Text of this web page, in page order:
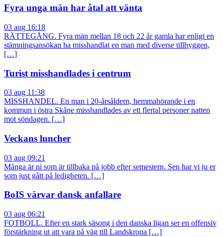
Fyra unga män har åtal att vänta
03 aug 16:18
RÄTTEGÅNG. Fyra män mellan 18 och 22 år gamla har enligt en
stämningsansökan ha misshandlat en man med diverse tillhyggen,
[…]
Turist misshandlades i centrum
03 aug 11:38
MISSHANDEL. En man i 20-årsåldern, hemmahörande i en
kommun i östra Skåne misshandlades av ett flertal personer natten
mot söndagen. […]
Veckans luncher
03 aug 09:21
Många är ni som är tillbaka på jobb efter semestern. Sen har vi ju er
som just gått på ledigheten. […]
BoIS värvar dansk anfallare
03 aug 06:21
FOTBOLL. Efter en stark säsong i den danska ligan ser en offensiv
förstärkning ut att vara på väg till Landskrona […]